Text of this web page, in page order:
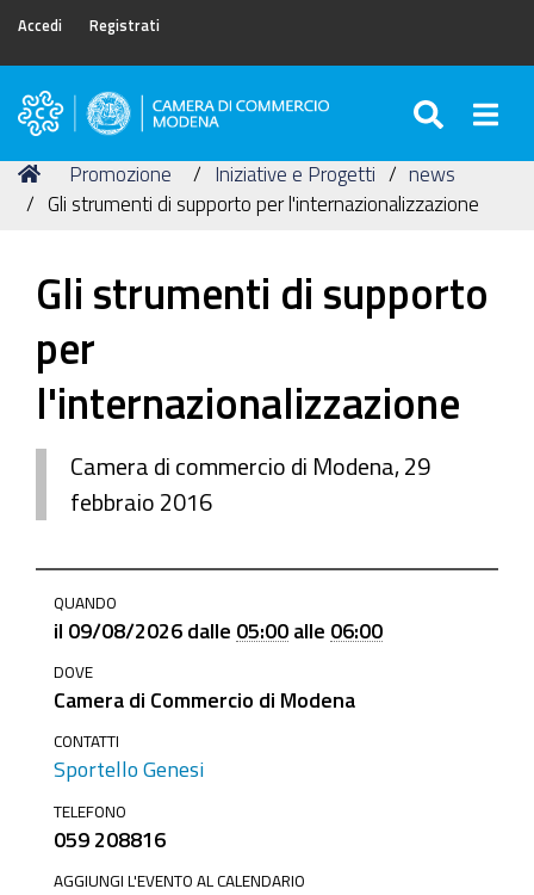
Accedi Registrati
Camera
Commercio
di
Tu
sei
Home
Promozione Iniziative e Progetti
news
Gli strumenti di supporto per l'internazionalizzazione
Gli strumenti di supporto
per
l'internazionalizzazione
Camera di commercio di Modena, 29
febbraio 2016
progetti/news/gli-
strumenti-
di-
supporto-
per-
linternazionalizzazione
Gli
strumenti
QUANDO
il 09/08/2026 dalle 05:00 alle 06:00
DOVE
Camera di Commercio di Modena
CONTATTI
Sportello Genesi
TELEFONO
059 208816
AGGIUNGI L'EVENTO AL CALENDARIO